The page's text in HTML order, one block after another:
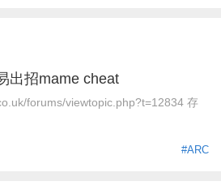
出招mame cheat
forums/viewtopic.php?t=12834 存
#ARC